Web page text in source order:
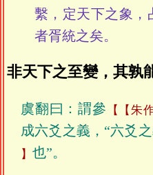
繫，定天下之象，
者胥統之矣。
非天下之至變，其孰
虞翻曰：謂參 【朱
成六爻之義，“六爻
也”。